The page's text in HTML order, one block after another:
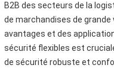
B2B des secteurs de la
de marchandises de grande
avantages et des
sécurité flexibles est
de sécurité robuste et